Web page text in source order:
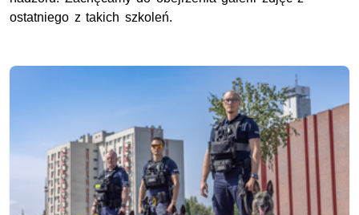
ostatniego z takich szkoleń.